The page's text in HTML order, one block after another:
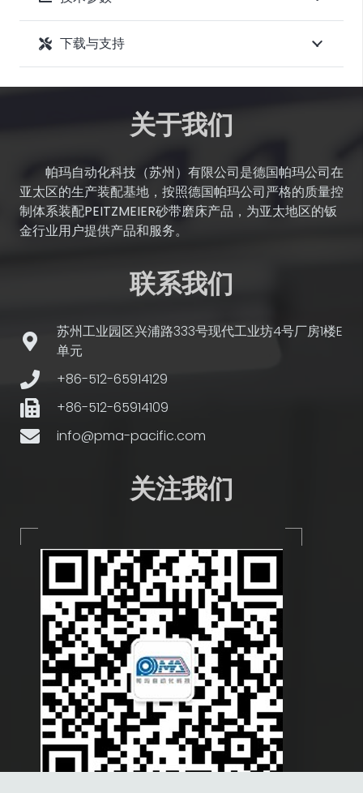
下载与支持
关于我们
帕玛自动化科技（苏州）有限公司是德国帕玛公司在
亚太区的生产装配基地，按照德国帕玛公司严格的质量控
制体系装配PEITZMEIER砂带磨床产品，为亚太地区的钣
金行业用户提供产品和服务。
联系我们
苏州工业园区兴浦路333号现代工业坊4号厂房1楼E
单元
+86-512-65914129
+86-512-65914109
info@pma-pacific.com
关注我们